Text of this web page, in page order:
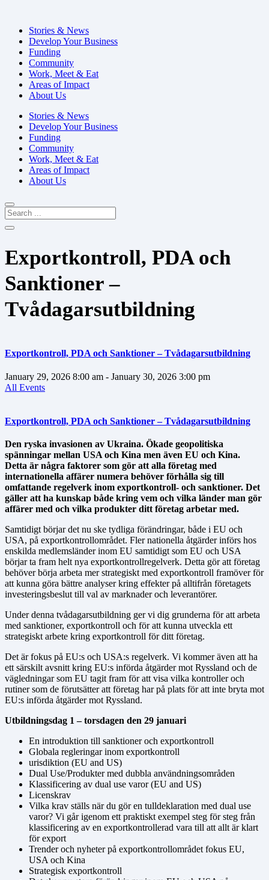
Stories & News
Develop Your Business
Funding
Community
Work, Meet & Eat
Areas of Impact
About Us
Stories & News
Develop Your Business
Funding
Community
Work, Meet & Eat
Areas of Impact
About Us
Exportkontroll, PDA och
Sanktioner –
Tvådagarsutbildning
Exportkontroll, PDA och Sanktioner – Tvådagarsutbildning
January 29, 2026 8:00 am - January 30, 2026 3:00 pm
All Events
Exportkontroll, PDA och Sanktioner – Tvådagarsutbildning
Den ryska invasionen av Ukraina. Ökade geopolitiska
spänningar mellan USA och Kina men även EU och Kina.
Detta är några faktorer som gör att alla företag med
internationella affärer numera behöver förhålla sig till
omfattande regelverk inom exportkontroll- och sanktioner. Det
gäller att ha kunskap både kring vem och vilka länder man gör
affärer med och vilka produkter ditt företag arbetar med.
Samtidigt börjar det nu ske tydliga förändringar, både i EU och
USA, på exportkontrollområdet. Fler nationella åtgärder införs hos
enskilda medlemsländer inom EU samtidigt som EU och USA
börjar ta fram helt nya exportkontrollregelverk. Detta gör att företag
behöver börja arbeta mer strategiskt med exportkontroll framöver för
att kunna göra bättre analyser kring effekter på alltifrån företagets
investeringsbeslut till val av marknader och leverantörer.
Under denna tvådagarsutbildning ger vi dig grunderna för att arbeta
med sanktioner, exportkontroll och för att kunna utveckla ett
strategiskt arbete kring exportkontroll för ditt företag.
Det är fokus på EU:s och USA:s regelverk. Vi kommer även att ha
ett särskilt avsnitt kring EU:s införda åtgärder mot Ryssland och de
vägledningar som EU tagit fram för att visa vilka kontroller och
rutiner som de förutsätter att företag har på plats för att inte bryta mot
EU:s införda åtgärder mot Ryssland.
Utbildningsdag 1 – torsdagen den 29 januari
En introduktion till sanktioner och exportkontroll
Globala regleringar inom exportkontroll
urisdiktion (EU and US)
Dual Use/Produkter med dubbla användningsområden
Klassificering av dual use varor (EU and US)
Licenskrav
Vilka krav ställs när du gör en tulldeklaration med dual use
varor? Vi går igenom ett praktiskt exempel steg för steg från
klassificering av en exportkontrollerad vara till att allt är klart
för export
Trender och nyheter på exportkontrollområdet fokus EU,
USA och Kina
Strategisk exportkontroll